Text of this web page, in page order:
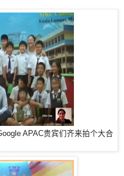
APAC贵宾们齐来拍个大合